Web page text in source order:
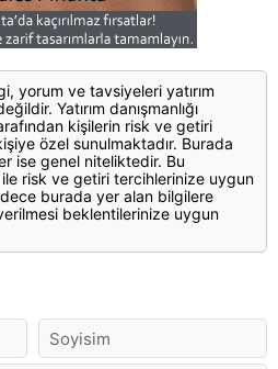
yorum ve tavsiyeleri yatırım
Yatırım danışmanlığı
kişilerin risk ve getiri
özel sunulmaktadır. Burada
ise genel niteliktedir. Bu
risk ve getiri tercihlerinize uygun
burada yer alan bilgilere
beklentilerinize uygun